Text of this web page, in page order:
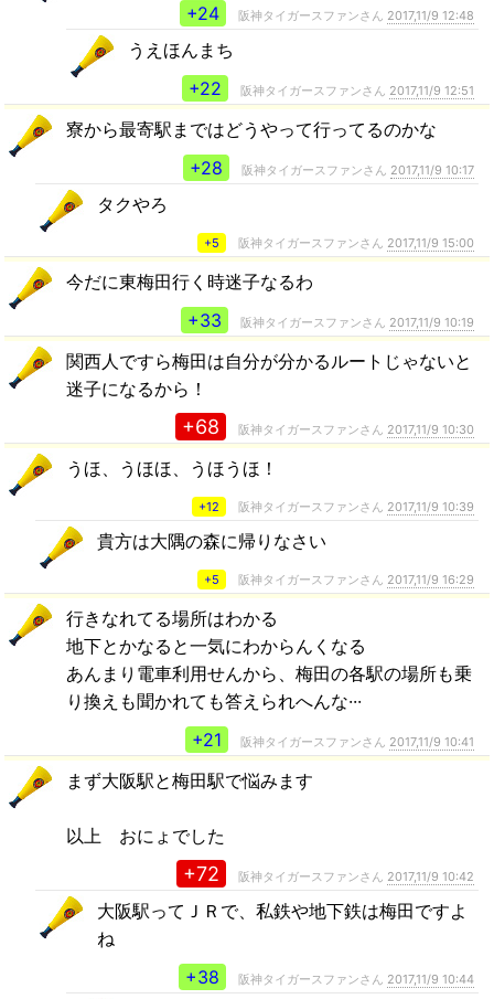
+24
阪神タイガースファンさん 2017,11/9 12:48
うえほんまち
+22
阪神タイガースファンさん 2017,11/9 12:51
寮から最寄駅まではどうやって行ってるのかな
+28
阪神タイガースファンさん 2017,11/9 10:17
タクやろ
+5 阪神タイガースファンさん 2017,11/9 15:00
今だに東梅田行く時迷子なるわ
+33
阪神タイガースファンさん 2017,11/9 10:19
関西人ですら梅田は自分が分かるルートじゃないと
迷子になるから！
+68 阪神タイガースファンさん 2017,11/9 10:30
うほ、うほほ、うほうほ！
+12 阪神タイガースファンさん 2017,11/9 10:39
貴方は大隅の森に帰りなさい
+5 阪神タイガースファンさん 2017,11/9 16:29
行きなれてる場所はわかる
地下とかなると一気にわからんくなる
あんまり電車利用せんから、梅田の各駅の場所も乗
り換えも聞かれても答えられへんな···
+21
阪神タイガースファンさん 2017,11/9 10:41
まず大阪駅と梅田駅で悩みます
以上 おにょでした
+72 阪神タイガースファンさん 2017,11/9 10:42
大阪駅ってＪＲで、私鉄や地下鉄は梅田ですよ
ね
+38
阪神タイガースファンさん 2017,11/9 10:44